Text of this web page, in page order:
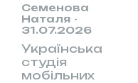
Семенова
Наталя -
31.07.2026
Українська
студія
мобільних